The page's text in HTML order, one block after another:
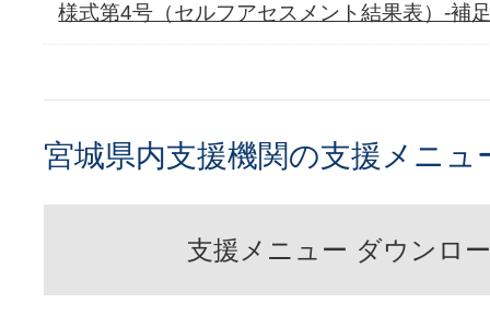
様式第4号（セルフアセスメント結果表）-補
宮城県内支援機関の支援メニュ
支援メニュー ダウンロ